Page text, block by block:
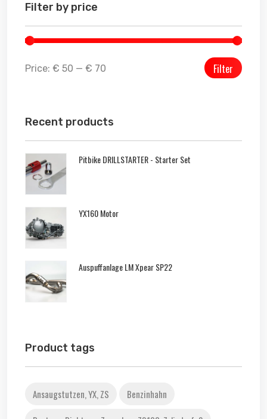
Filter by price
Filter
Price: € 50 — € 70
Recent products
Pitbike DRILLSTARTER - Starter Set
YX160 Motor
Auspuffanlage LM Xpear SP22
Product tags
Ansaugstutzen, YX, ZS
Benzinhahn